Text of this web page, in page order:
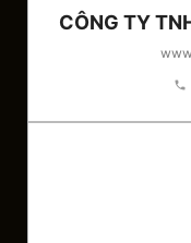
CÔNG TY
phone